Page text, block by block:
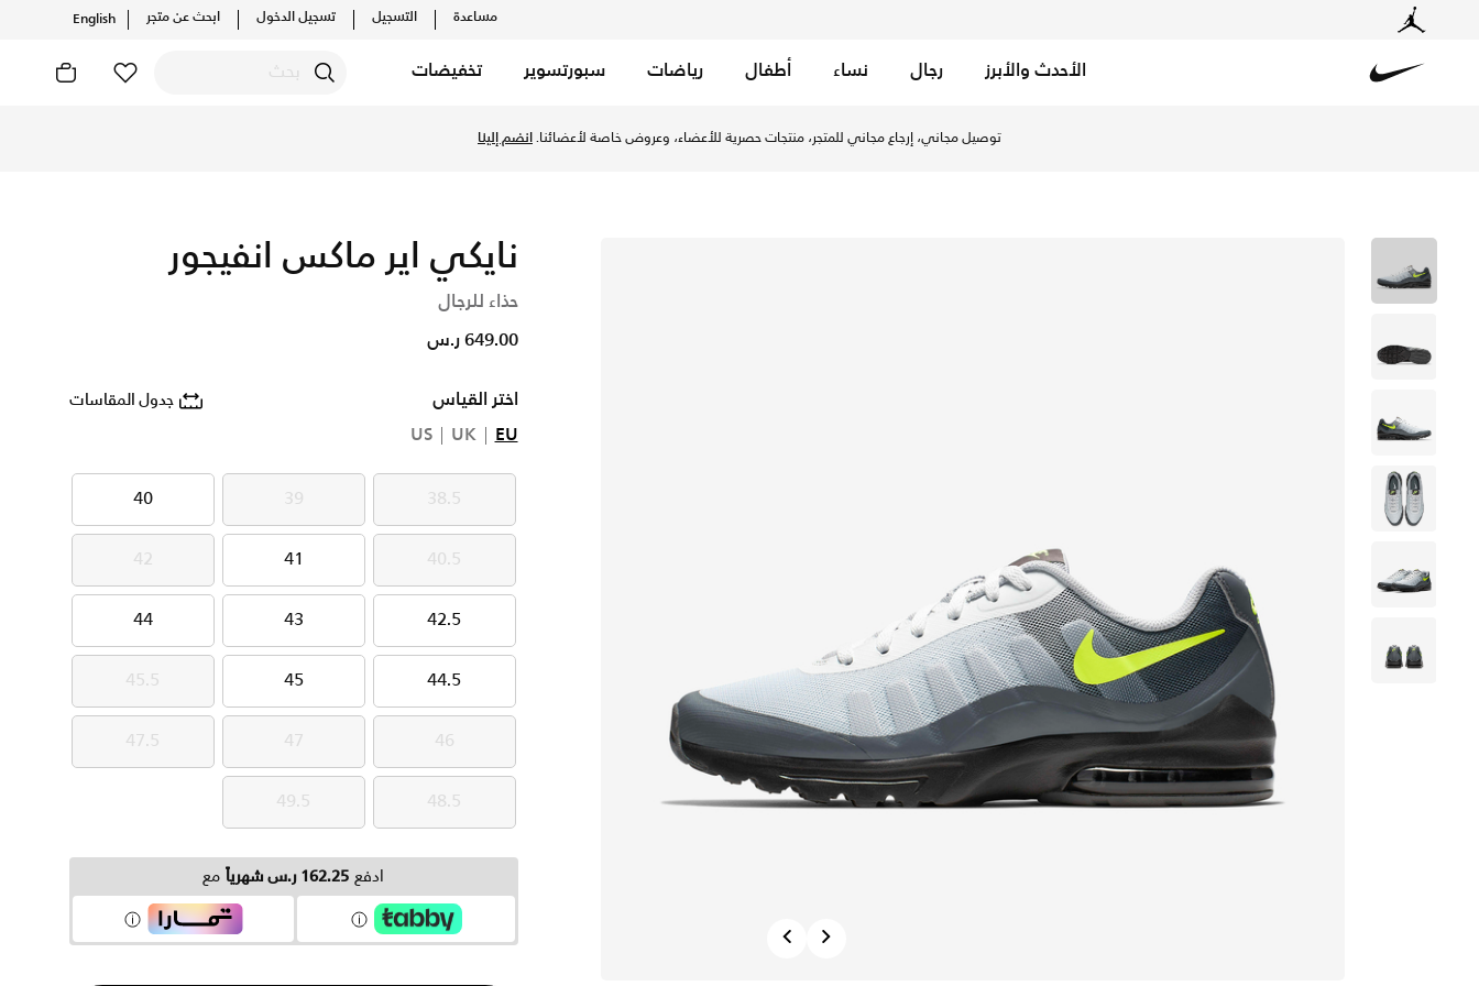
مساعدة التسجيل تسجيل الدخول ابحث عن متجر English
الأحدث والأبرز رجال نساء أطفال رياضات سبورتسوير تخفيضات
خصم حتى %50 على تصاميم مختارة. تسوق الآن
Next
نايكي اير ماكس انفيجور
حذاء للرجال
649.00 ر.س
اختر القياس جدول المقاسات
EU
UK
US
38.5
38.5
39
39
40
40
40.5
40.5
41
41
42
42
42.5
42.5
43
43
44
44
44.5
44.5
45
45
45.5
45.5
46
46
47
47
47.5
47.5
48.5
48.5
49.5
49.5
ادفع 162.25 ر.س شهرياً مع